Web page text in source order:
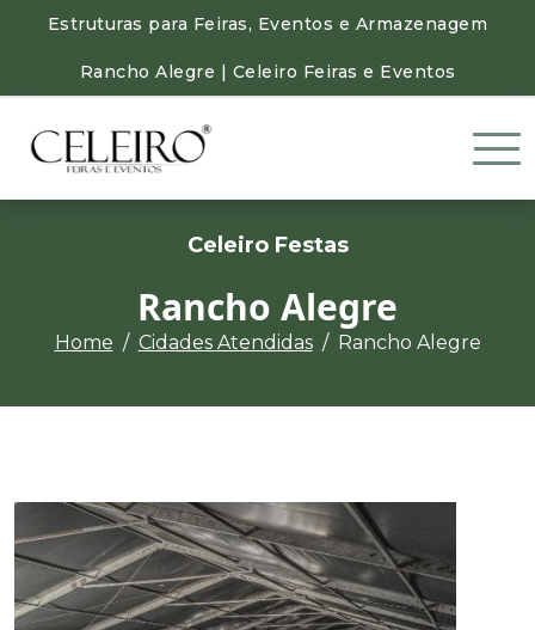
Estruturas para Feiras, Eventos e Armazenagem
Rancho Alegre | Celeiro Feiras e Eventos
Celeiro Festas
Rancho Alegre
Home Cidades Atendidas Rancho Alegre